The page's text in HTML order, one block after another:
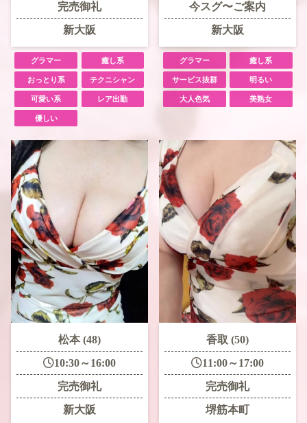
完売御礼
新大阪
グラマー 癒し系
おっとり系 テクニシャン
可愛い系 レア出勤
優しい
今スグ〜ご案内
新大阪
グラマー 癒し系
サービス抜群 明るい
大人色気 美熟女
松本 (48)
10:30～16:00
完売御礼
新大阪
香取 (50)
11:00～17:00
完売御礼
堺筋本町